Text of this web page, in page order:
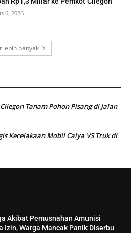
6, 2026
lebih banyak
Tanam Pohon Pisang di Jalan
Kecelakaan Mobil Calya VS Truk di
Akibat Pemusnahan Amunisi
Izin, Warga Mancak Panik Diserbu